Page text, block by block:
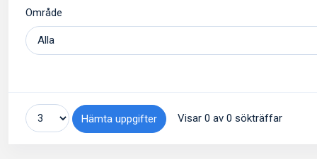
Område
Hämta uppgifter Visar 0 av 0 sökträffar